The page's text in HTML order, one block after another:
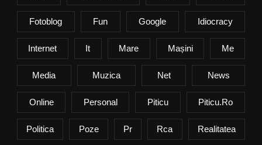
Fotoblog Fun Google Idiocracy
Internet It Mare Mașini Me
Media Muzica Net News
Online Personal Piticu Piticu.ro
Politica Poze Pr Rca Realitatea